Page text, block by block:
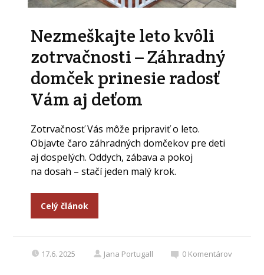
Nezmeškajte leto kvôli
zotrvačnosti – Záhradný
domček prinesie radosť
Vám aj deťom
Zotrvačnosť Vás môže pripraviť o leto.
Objavte čaro záhradných domčekov pre deti
aj dospelých. Oddych, zábava a pokoj
na dosah – stačí jeden malý krok.
Celý článok
17.6. 2025 Jana Portugall 0 Komentárov